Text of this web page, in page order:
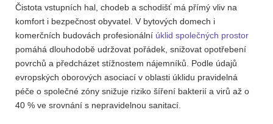
Čistota vstupních hal, chodeb a schodišť má přímý vliv na
komfort i bezpečnost obyvatel. V bytových domech i
komerčních budovách profesionální úklid společných prostor
pomáhá dlouhodobě udržovat pořádek, snižovat opotřebení
povrchů a předcházet stížnostem nájemníků. Podle údajů
evropských oborových asociací v oblasti úklidu pravidelná
péče o společné zóny snižuje riziko šíření bakterií a virů až o
40 % ve srovnání s nepravidelnou sanitací.